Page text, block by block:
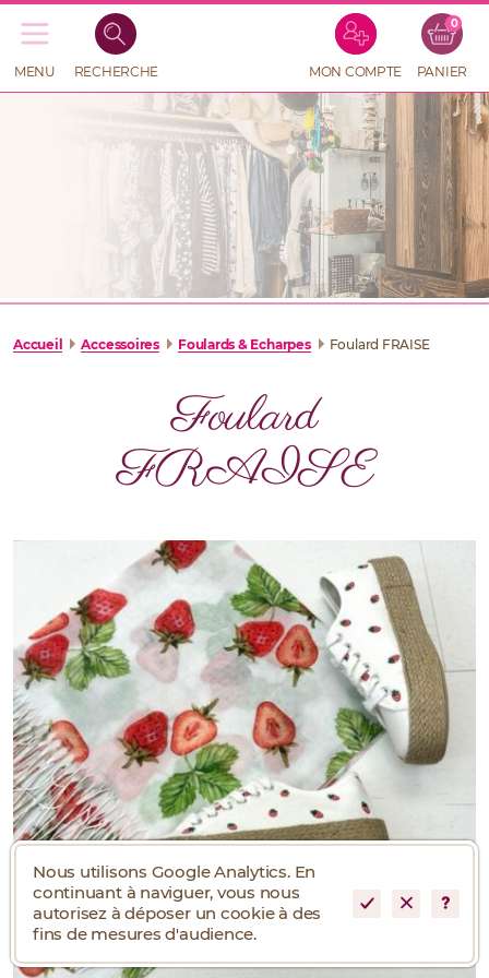
Recherche
de
MENU RECHERCHE MON COMPTE PANIER
0
RECHERCHE
DE
PRODUITS
Accueil Accessoires Foulards & Echarpes Foulard FRAISE
Foulard
FRAISE
Nous utilisons Google Analytics. En
continuant à naviguer, vous nous
autorisez à déposer un cookie à des
fins de mesures d'audience.